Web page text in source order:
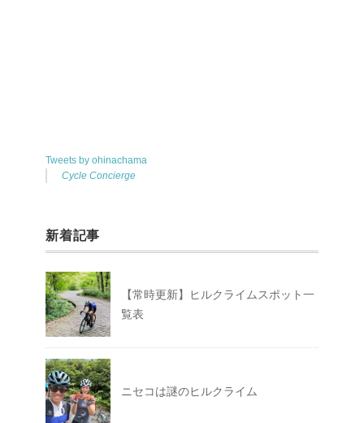
Tweets by ohinachama
Cycle Concierge
新着記事
【常時更新】ヒルクライムスポット一
覧表
ニセコは謎のヒルクライム